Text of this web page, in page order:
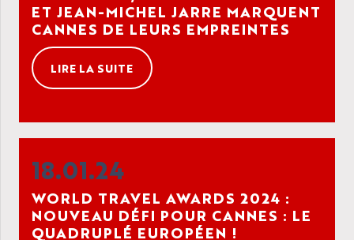
ET JEAN-MICHEL JARRE MARQUENT
CANNES DE LEURS EMPREINTES
LIRE LA SUITE
18.01.24
WORLD TRAVEL AWARDS 2024 :
NOUVEAU DÉFI POUR CANNES : LE
QUADRUPLÉ EUROPÉEN !